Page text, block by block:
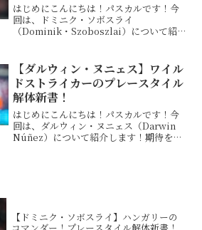
はじめにこんにちは！パスカルです！今
回は、ドミニク・ソボスライ
（Dominik・Szoboszlai）について紹
ャプテンも務める彼は、かつてザルツブ
ルクで日本代表の南野...
【ダルウィン・ヌニェス】ワイル
ドストライカーのプレースタイル
解体新書！
はじめにこんにちは！パスカルです！今
回は、ダルウィン・ヌニェス（Darwin
Núñez）について紹介します！期待を背
【ドミニク・ソボスライ】ハンガリーの